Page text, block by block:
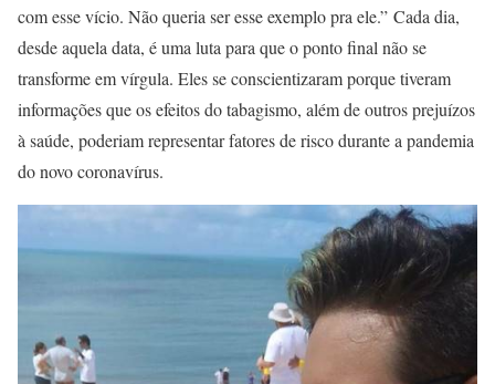
com esse vício. Não queria ser esse exemplo pra ele.” Cada dia,
desde aquela data, é uma luta para que o ponto final não se
transforme em vírgula. Eles se conscientizaram porque tiveram
informações que os efeitos do tabagismo, além de outros prejuízos
à saúde, poderiam representar fatores de risco durante a pandemia
do novo coronavírus.